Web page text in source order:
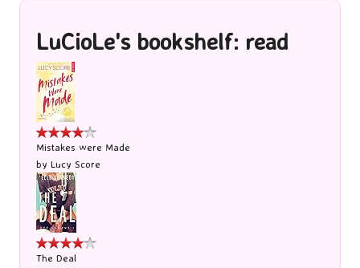
LuCioLe's bookshelf: read
Mistakes were Made
by Lucy Score
The Deal